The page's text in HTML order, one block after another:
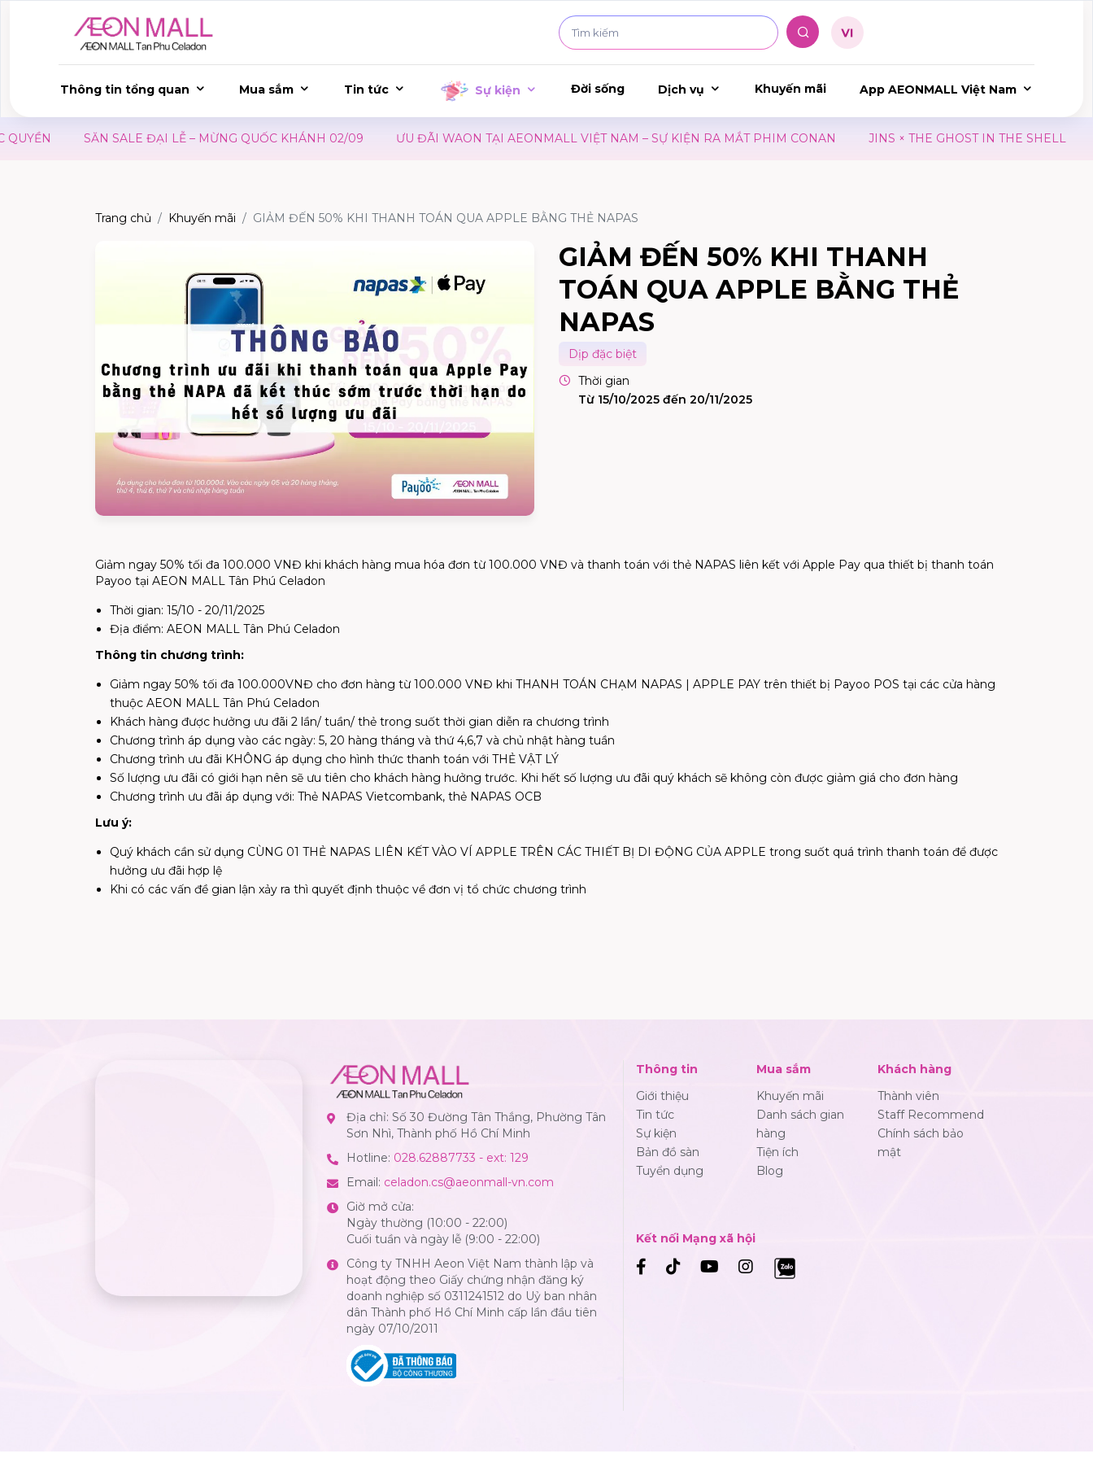
Thông tin tổng quan Mua sắm Tin tức Sự kiện Đời sống Dịch vụ Khuyến mãi App AEONMALL Việt Nam
SĂN SALE ĐẠI LỄ – MỪNG QUỐC KHÁNH 02/09 ƯU ĐÃI WAON TẠI AEONMALL VIỆT NAM – SỰ KIỆN RA MẮT PHIM CONAN JINS × THE GHOST IN THE SHELL
Trang chủ Khuyến mãi GIẢM ĐẾN 50% KHI THANH TOÁN QUA APPLE BẰNG THẺ NAPAS
GIẢM ĐẾN 50% KHI THANH
TOÁN QUA APPLE BẰNG THẺ
NAPAS
Dịp đặc biệt
Thời gian
Từ 15/10/2025 đến 20/11/2025
Giảm ngay 50% tối đa 100.000 VNĐ khi khách hàng mua hóa đơn từ 100.000 VNĐ và thanh toán với thẻ NAPAS liên kết với Apple Pay qua thiết bị thanh toán
Payoo tại AEON MALL Tân Phú Celadon
Thời gian: 15/10 - 20/11/2025
Địa điểm: AEON MALL Tân Phú Celadon
Thông tin chương trình:
Giảm ngay 50% tối đa 100.000VNĐ cho đơn hàng từ 100.000 VNĐ khi THANH TOÁN CHẠM NAPAS | APPLE PAY trên thiết bị Payoo POS tại các cửa hàng
thuộc AEON MALL Tân Phú Celadon
Khách hàng được hưởng ưu đãi 2 lần/ tuần/ thẻ trong suốt thời gian diễn ra chương trình
Chương trình áp dụng vào các ngày: 5, 20 hàng tháng và thứ 4,6,7 và chủ nhật hàng tuần
Chương trình ưu đãi KHÔNG áp dụng cho hình thức thanh toán với THẺ VẬT LÝ
Số lượng ưu đãi có giới hạn nên sẽ ưu tiên cho khách hàng hưởng trước. Khi hết số lượng ưu đãi quý khách sẽ không còn được giảm giá cho đơn hàng
Chương trình ưu đãi áp dụng với: Thẻ NAPAS Vietcombank, thẻ NAPAS OCB
Lưu ý:
Quý khách cần sử dụng CÙNG 01 THẺ NAPAS LIÊN KẾT VÀO VÍ APPLE TRÊN CÁC THIẾT BỊ DI ĐỘNG CỦA APPLE trong suốt quá trình thanh toán để được
hưởng ưu đãi hợp lệ
Khi có các vấn đề gian lận xảy ra thì quyết định thuộc về đơn vị tổ chức chương trình
Địa chỉ: Số 30 Đường Tân Thắng, Phường Tân
Sơn Nhì, Thành phố Hồ Chí Minh
Hotline: 028.62887733 - ext: 129
Email: celadon.cs@aeonmall-vn.com
Giờ mở cửa:
Ngày thường (10:00 - 22:00)
Cuối tuần và ngày lễ (9:00 - 22:00)
Công ty TNHH Aeon Việt Nam thành lập và
hoạt động theo Giấy chứng nhận đăng ký
doanh nghiệp số 0311241512 do Uỷ ban nhân
dân Thành phố Hồ Chí Minh cấp lần đầu tiên
ngày 07/10/2011
Thông tin
Giới thiệu
Tin tức
Sự kiện
Bản đồ sàn
Tuyển dụng
Mua sắm
Khuyến mãi
Danh sách gian
hàng
Tiện ích
Blog
Khách hàng
Thành viên
Staff Recommend
Chính sách bảo
mật
Kết nối Mạng xã hội